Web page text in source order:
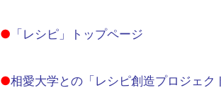
● 「レシピ」トップページ
●相愛大学との「レシピ創造プロジェク